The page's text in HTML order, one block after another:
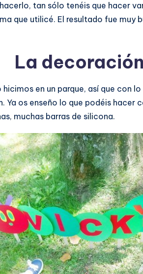
tan sólo tenéis que hacer
que utilicé. El resultado fue muy
La
en un parque, así que con
os enseño lo que podéis hacer
muchas barras de silicona.